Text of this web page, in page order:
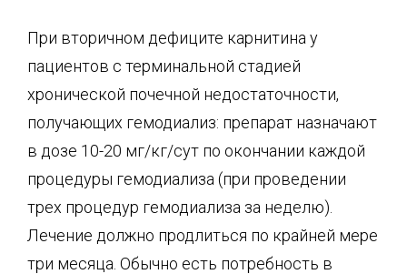
При вторичном дефиците карнитина у
пациентов с терминальной стадией
хронической почечной недостаточности,
получающих гемодиализ: препарат назначают
в дозе 10-20 мг/кг/сут по окончании каждой
процедуры гемодиализа (при проведении
трех процедур гемодиализа за неделю).
Лечение должно продлиться по крайней мере
три месяца. Обычно есть потребность в